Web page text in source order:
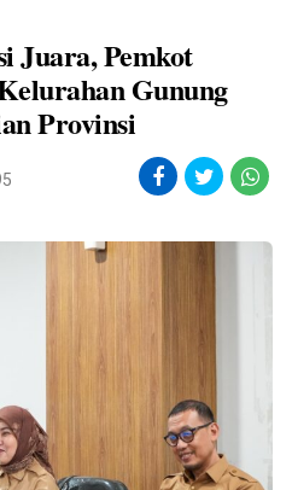
Juara, Pemkot
Gunung
Provinsi